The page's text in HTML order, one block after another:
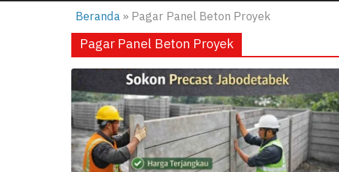
Beranda» Pagar Panel Beton Proyek
Pagar Panel Beton Proyek